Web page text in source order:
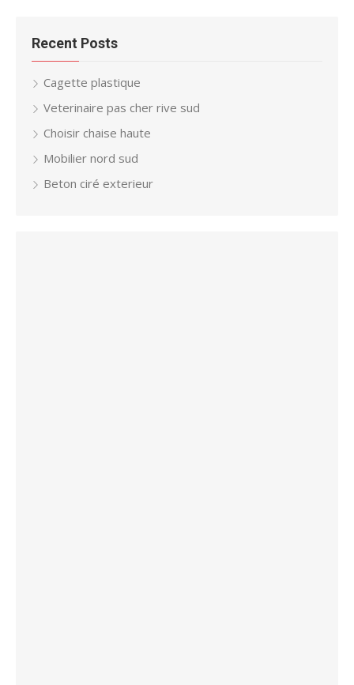
Recent Posts
Cagette plastique
Veterinaire pas cher rive sud
Choisir chaise haute
Mobilier nord sud
Beton ciré exterieur